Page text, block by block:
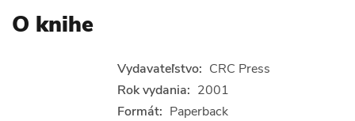
O knihe
Vydavateľstvo: CRC Press
Rok vydania: 2001
Formát: Paperback